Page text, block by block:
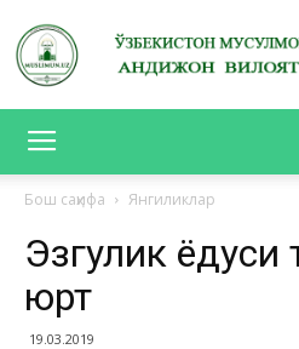
Бош саҳифа Янгиликлар
Эзгулик ёғдуси
юрт
19.03.2019